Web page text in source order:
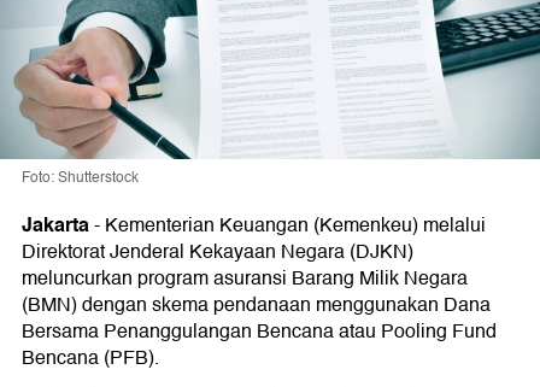
Foto: Shutterstock
Jakarta-Kementerian Keuangan (Kemenkeu) melalui
Direktorat Jenderal Kekayaan Negara (DJKN)
meluncurkan program asuransi Barang Milik Negara
(BMN) dengan skema pendanaan menggunakan Dana
Bersama Penanggulangan Bencana atau Pooling Fund
Bencana (PFB).